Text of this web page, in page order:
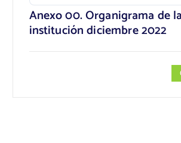
Anexo 00. Organigrama de la
institución diciembre 2022